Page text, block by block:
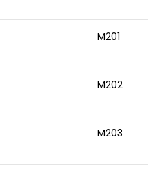
M201
M202
M203